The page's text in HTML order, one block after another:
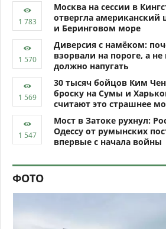
Москва на сессии в
отвергла
и Беринговом море
Диверсия с намёком:
взорвали на пороге, а не
должно напугать
30 тысяч бойцов Ким
броску на Сумы и
считают это страшнее
Мост в Затоке рухнул:
Одессу от румынских
впервые с начала войны
ФОТО